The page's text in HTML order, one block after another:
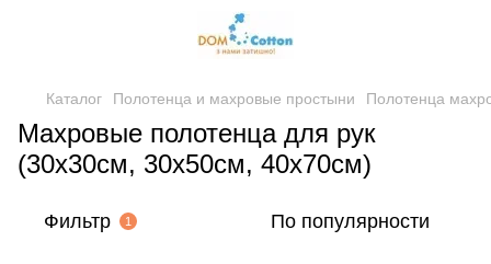
Каталог Полотенца и махровые простыни Полотенца
Махровые полотенца для рук
(30х30см, 30х50см, 40х70см)
Фильтр 1 По популярности